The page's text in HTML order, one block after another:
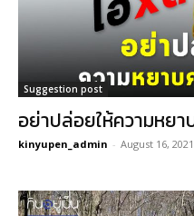
Suggestion post
อย่าปล่อยให้ความหยา
kinyupen_admin - August 16, 2021